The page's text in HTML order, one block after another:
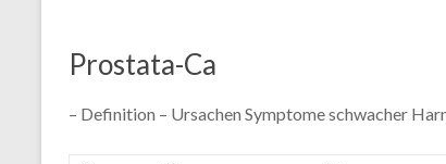
Prostata-Ca
– Definition – Ursachen Symptome schwacher